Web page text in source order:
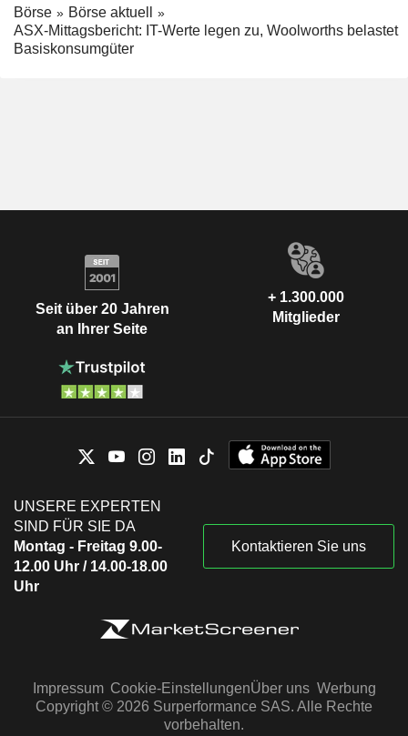
Börse
Börse aktuell
ASX-Mittagsbericht: IT-Werte legen zu, Woolworths belastet
Basiskonsumgüter
Seit über 20 Jahren
an Ihrer Seite
+ 1.300.000
Mitglieder
UNSERE EXPERTEN
SIND FÜR SIE DA
Montag - Freitag 9.00-
12.00 Uhr / 14.00-18.00
Uhr
Kontaktieren Sie uns
Impressum Cookie-EinstellungenÜber uns Werbung
Copyright © 2026 Surperformance SAS. Alle Rechte
vorbehalten.